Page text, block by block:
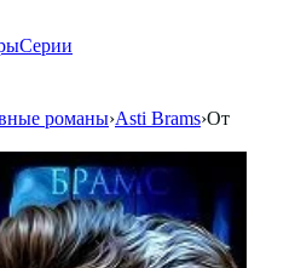
Серии
романы›Asti Brams›От